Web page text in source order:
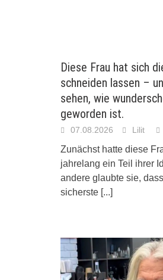
Diese Frau hat sich
schneiden lassen –
sehen, wie
geworden ist.
07.08.2026 Lilit
Zunächst hatte diese
jahrelang ein Teil ihrer
andere glaubte sie,
sicherste [...]